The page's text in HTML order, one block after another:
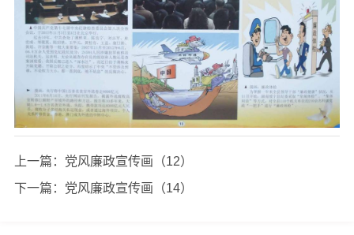
上一篇： 党风廉政宣传画（12）
下一篇： 党风廉政宣传画（14）